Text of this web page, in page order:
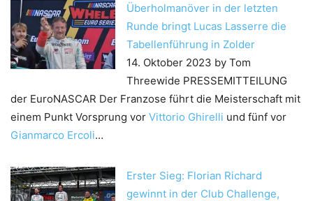
Überholmanöver in der letzten
Runde bringt Lucas Lasserre die
Tabellenführung in Zolder
14. Oktober 2023 by Tom
Threewide PRESSEMITTEILUNG
der EuroNASCAR Der Franzose führt die Meisterschaft mit
einem Punkt Vorsprung vor Vittorio Ghirelli und fünf vor
Gianmarco Ercoli…
Erster Sieg: Florian Richard
gewinnt in der Club Challenge,